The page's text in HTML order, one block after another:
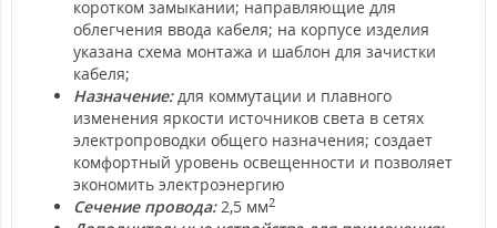
коротком замыкании; направляющие для
облегчения ввода кабеля; на корпусе изделия
указана схема монтажа и шаблон для зачистки
кабеля;
Назначение:для коммутации и плавного
изменения яркости источников света в сетях
электропроводки общего назначения; создает
комфортный уровень освещенности и позволяет
экономить электроэнергию
Сечение провода:2,5 мм2